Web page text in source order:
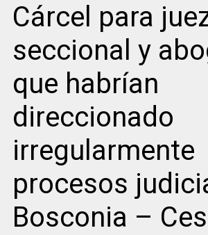
Cárcel para
seccional y
que habrían
direccionado
irregularmente
procesos
Bosconia –